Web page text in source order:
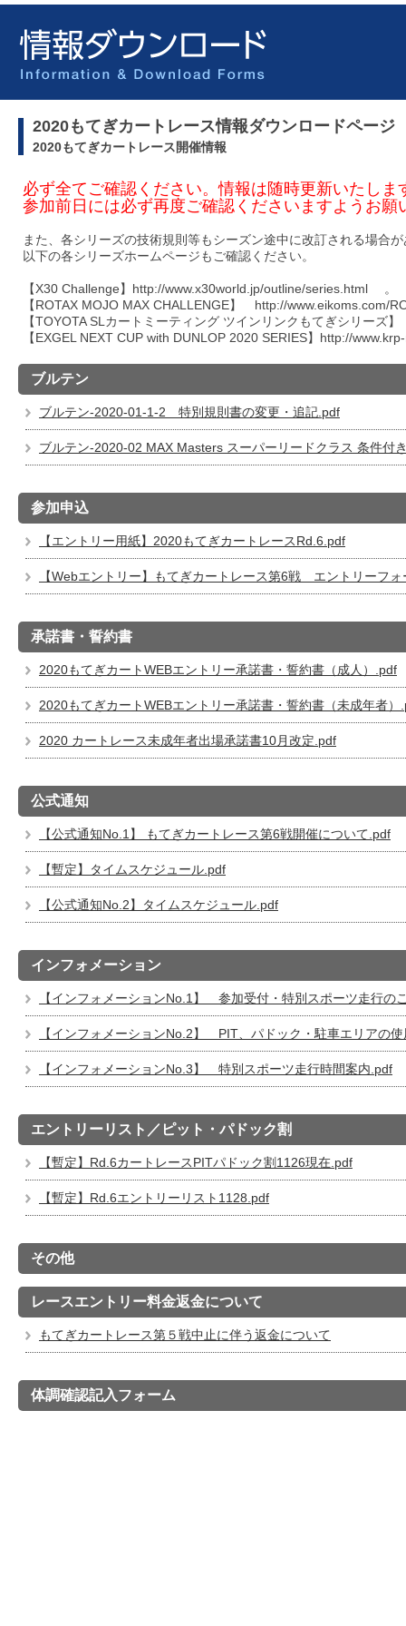
2020もてぎカートレース情報ダウンロードページ
2020もてぎカートレース開催情報
必ず全てご確認ください。情報は随時更新いたしま
参加前日には必ず再度ご確認くださいますようお願
また、各シリーズの技術規則等もシーズン途中に改訂される場合
以下の各シリーズホームページもご確認ください。
【X30 Challenge】http://www.x30world.jp/outline/series.html 。
【ROTAX MOJO MAX CHALLENGE】 http://www.eikoms.com/
【TOYOTA SLカートミーティング ツインリンクもてぎシリー
【EXGEL NEXT CUP with DUNLOP 2020 SERIES】http://
ブルテン
ブルテン-2020-01-1-2 特別規則書の変更・追記.pdf
ブルテン-2020-02 MAX Masters スーパーリードクラス 条件付
参加申込
【エントリー用紙】2020もてぎカートレースRd.6.pdf
【Webエントリー】もてぎカートレース第6戦 エントリーフォ
承諾書・誓約書
2020もてぎカートWEBエントリー承諾書・誓約書（成人）.pdf
2020もてぎカートWEBエントリー承諾書・誓約書（未成年者）
2020 カートレース未成年者出場承諾書10月改定.pdf
公式通知
【公式通知No.1】 もてぎカートレース第6戦開催について.pdf
【暫定】タイムスケジュール.pdf
【公式通知No.2】タイムスケジュール.pdf
インフォメーション
【インフォメーションNo.1】 参加受付・特別スポーツ走行の
【インフォメーションNo.2】 PIT、パドック・駐車エリアの
【インフォメーションNo.3】 特別スポーツ走行時間案内.pdf
エントリーリスト／ピット・パドック割
【暫定】Rd.6カートレースPITパドック割1126現在.pdf
【暫定】Rd.6エントリーリスト1128.pdf
その他
レースエントリー料金返金について
もてぎカートレース第５戦中止に伴う返金について
体調確認記入フォーム